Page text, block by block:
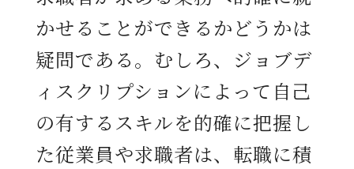
かせることができるかどうかは
疑問である。むしろ、ジョブデ
ィスクリプションによって自己
の有するスキルを的確に把握し
た従業員や求職者は、転職に積